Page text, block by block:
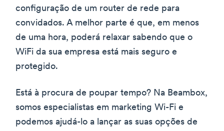
configuração de um router de rede para
convidados. A melhor parte é que, em menos
de uma hora, poderá relaxar sabendo que o
WiFi da sua empresa está mais seguro e
protegido.
Está à procura de poupar tempo? Na Beambox,
somos especialistas em marketing Wi-Fi e
podemos ajudá-lo a lançar as suas opções de